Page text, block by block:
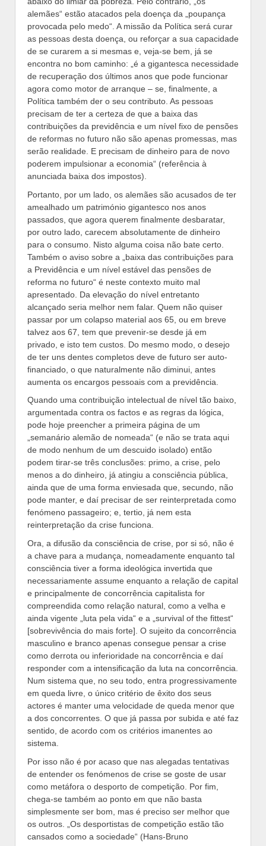
alemães“ estão atacados pela doença da „poupança
provocada pelo medo“. A missão da Política será curar
as pessoas desta doença, ou reforçar a sua capacidade
de se curarem a si mesmas e, veja-se bem, já se
encontra no bom caminho: „é a gigantesca necessidade
de recuperação dos últimos anos que pode funcionar
agora como motor de arranque – se, finalmente, a
Política também der o seu contributo. As pessoas
precisam de ter a certeza de que a baixa das
contribuições da previdência e um nível fixo de pensões
de reformas no futuro não são apenas promessas, mas
serão realidade. E precisam de dinheiro para de novo
poderem impulsionar a economia“ (referência à
anunciada baixa dos impostos).
Portanto, por um lado, os alemães são acusados de ter
amealhado um património gigantesco nos anos
passados, que agora querem finalmente desbaratar,
por outro lado, carecem absolutamente de dinheiro
para o consumo. Nisto alguma coisa não bate certo.
Também o aviso sobre a „baixa das contribuições para
a Previdência e um nível estável das pensões de
reforma no futuro“ é neste contexto muito mal
apresentado. Da elevação do nível entretanto
alcançado seria melhor nem falar. Quem não quiser
passar por um colapso material aos 65, ou em breve
talvez aos 67, tem que prevenir-se desde já em
privado, e isto tem custos. Do mesmo modo, o desejo
de ter uns dentes completos deve de futuro ser auto-
financiado, o que naturalmente não diminui, antes
aumenta os encargos pessoais com a previdência.
Quando uma contribuição intelectual de nível tão baixo,
argumentada contra os factos e as regras da lógica,
pode hoje preencher a primeira página de um
„semanário alemão de nomeada“ (e não se trata aqui
de modo nenhum de um descuido isolado) então
podem tirar-se três conclusões: primo, a crise, pelo
menos a do dinheiro, já atingiu a consciência pública,
ainda que de uma forma enviesada que, secundo, não
pode manter, e daí precisar de ser reinterpretada como
fenómeno passageiro; e, tertio, já nem esta
reinterpretação da crise funciona.
Ora, a difusão da consciência de crise, por si só, não é
a chave para a mudança, nomeadamente enquanto tal
consciência tiver a forma ideológica invertida que
necessariamente assume enquanto a relação de capital
e principalmente de concorrência capitalista for
compreendida como relação natural, como a velha e
ainda vigente „luta pela vida“ e a „survival of the fittest“
[sobrevivência do mais forte]. O sujeito da concorrência
masculino e branco apenas consegue pensar a crise
como derrota ou inferioridade na concorrência e daí
responder com a intensificação da luta na concorrência.
Num sistema que, no seu todo, entra progressivamente
em queda livre, o único critério de êxito dos seus
actores é manter uma velocidade de queda menor que
a dos concorrentes. O que já passa por subida e até faz
sentido, de acordo com os critérios imanentes ao
sistema.
Por isso não é por acaso que nas alegadas tentativas
de entender os fenómenos de crise se goste de usar
como metáfora o desporto de competição. Por fim,
chega-se também ao ponto em que não basta
simplesmente ser bom, mas é preciso ser melhor que
os outros. „Os desportistas de competição estão tão
cansados como a sociedade“ (Hans-Bruno